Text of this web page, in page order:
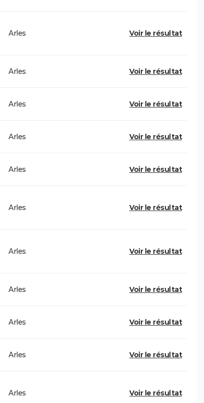
Arles Voir le résultat
Arles Voir le résultat
Arles Voir le résultat
Arles Voir le résultat
Arles Voir le résultat
Arles Voir le résultat
Arles Voir le résultat
Arles Voir le résultat
Arles Voir le résultat
Arles Voir le résultat
Arles Voir le résultat